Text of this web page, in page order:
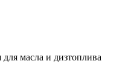
масла и дизтоплива